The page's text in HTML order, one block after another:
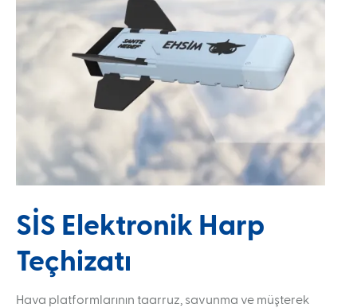
Taşınabilir RF Simülatörü (PRFS)
Radar Simülatör Sistemi (RASSİM)
Pasif Bileşik Algılama Sistemi (PCL)
İşe Alım Sürecimiz
Aday Mühendis Programı Gelecek Sensin Staj Programı
MEDYA
Kurumsal Kimlik
SİS Elektronik Harp
Teçhizatı
Hava platformlarının taarruz, savunma ve müşterek